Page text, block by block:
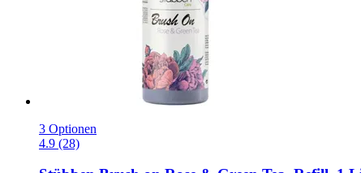
3 Optionen
4.9 (28)